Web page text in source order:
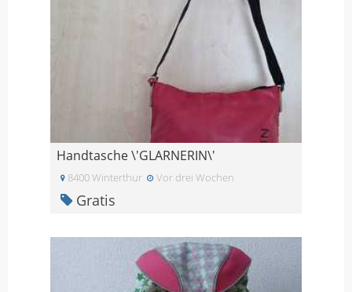
Handtasche \'GLARNERIN\'
8400 Winterthur Vor drei Wochen
Gratis